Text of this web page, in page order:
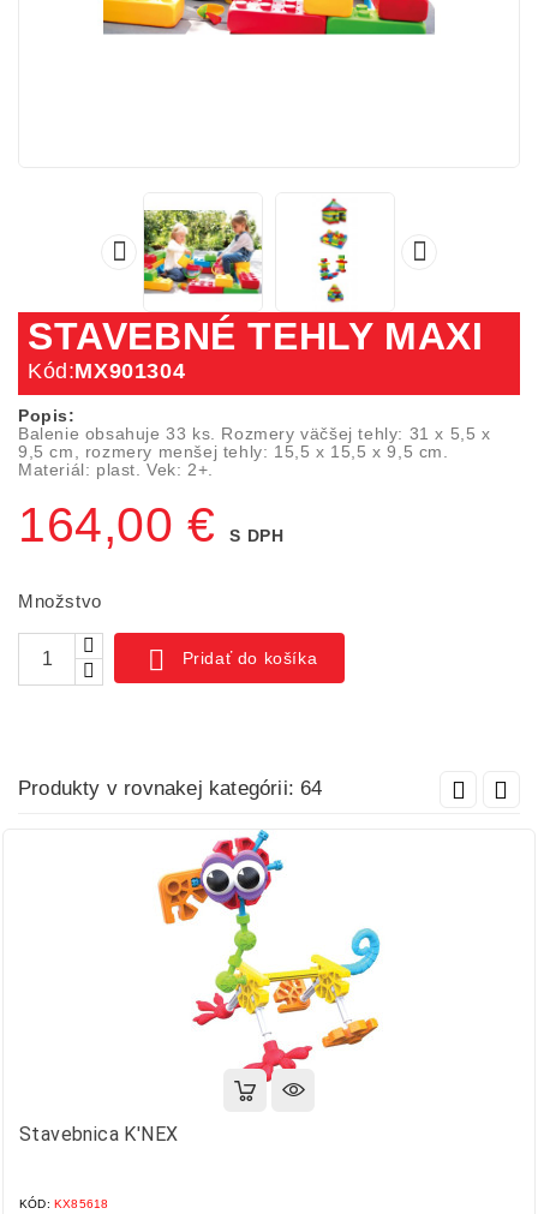
 
STAVEBNÉ TEHLY MAXI
Kód:MX901304
Popis:
Balenie obsahuje 33 ks. Rozmery väčšej tehly: 31 x 5,5 x
9,5 cm, rozmery menšej tehly: 15,5 x 15,5 x 9,5 cm.
Materiál: plast. Vek: 2+.
164,00 € S DPH
Množstvo
 Pridať do košíka
Produkty v rovnakej kategórii: 64
Stavebnica K'NEX
KÓD: KX85618